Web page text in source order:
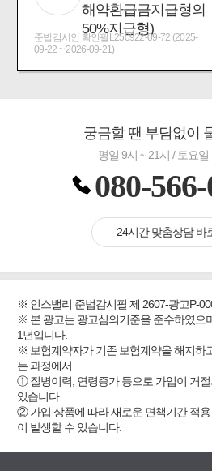
해약환급금지급형의
50%지급형)
준법감시인 확인필L250922-09-72 (2025-
09-22 ~ 2026-09-21)
궁금할 땐 부담없이
평일 9시 ~ 21시 / 토요일
080-
24시간 맞춤상담 바
※ 인스밸리 준법감시필 제 2607-광고P-
※ 본 광고는 광고심의기준을 준수하였으
1년입니다.
※ 보험계약자가 기존 보험계약을 해지하
는 과정에서
① 질병이력, 연령증가 등으로 가입이 거
있습니다.
② 가입 상품에 따라 새로운 면책기간 적
이 발생할 수 있습니다.